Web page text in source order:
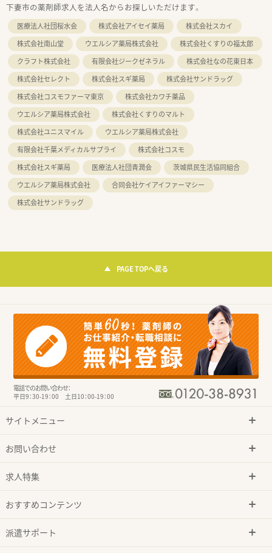
下妻市の薬剤師求人を法人名からお探しいただけます。
医療法人社団桜水会 株式会社アイセイ薬局
株式会社スカイ
株式会社南山堂
ウエルシア薬局株式会社
株式会社くすりの福太郎
クラフト株式会社
有限会社ジークゼネラル
株式会社なの花東日本
株式会社セレクト
株式会社スギ薬局
株式会社サンドラッグ
株式会社コスモファーマ東京
株式会社カワチ薬品
ウエルシア薬局株式会社
株式会社くすりのマルト
株式会社ユニスマイル
ウエルシア薬局株式会社
有限会社千葉メディカルサプライ
株式会社コスモ
株式会社スギ薬局
医療法人社団青潤会
茨城県民生活協同組合
ウエルシア薬局株式会社
合同会社ケイアイファーマシー
株式会社サンドラッグ
PAGE TOPへ戻る
電話でのお問い合わせ：
平日9：30-19：00 土日10：00-19：00
サイトメニュー
お問い合わせ
求人特集
おすすめコンテンツ
派遣サポート